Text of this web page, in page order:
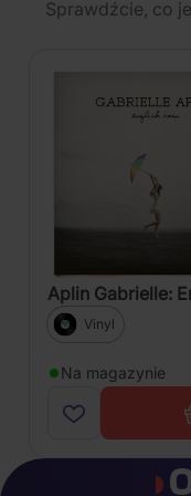
Sprawdźcie, co
Aplin Gabrielle:
Vinyl
Na magazynie